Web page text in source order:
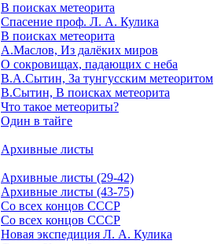
В поисках метеорита
Спасение проф. Л. А. Кулика
В поисках метеорита
А.Маслов, Из далёких миров
О сокровищах, падающих с неба
В.А.Сытин, За тунгусским метеоритом
В.Сытин, В поисках метеорита
Что такое метеориты?
Один в тайге
Архивные листы
Архивные листы (29-42)
Архивные листы (43-75)
Со всех концов СССР
Со всех концов СССР
Новая экспедиция Л. А. Кулика